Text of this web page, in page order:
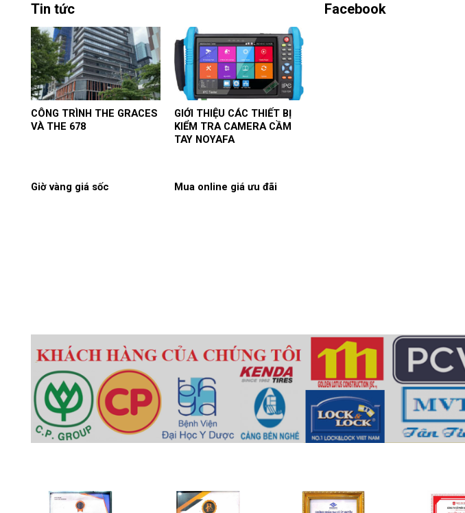
Tin tức
CÔNG TRÌNH THE GRACES
VÀ THE 678
GIỚI THIỆU CÁC THIẾT BỊ
KIỂM TRA CAMERA CẦM
TAY NOYAFA
Giờ vàng giá sốc Mua online giá ưu đãi
Facebook